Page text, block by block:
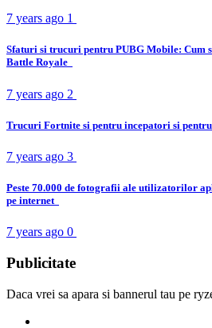
7 years ago 1
Sfaturi si trucuri pentru PUBG Mobile: Cum
Battle Royale
7 years ago 2
Trucuri Fortnite si pentru incepatori si
7 years ago 3
Peste 70.000 de fotografii ale utilizatorilor
pe internet
7 years ago 0
Publicitate
Daca vrei sa apara si bannerul tau pe